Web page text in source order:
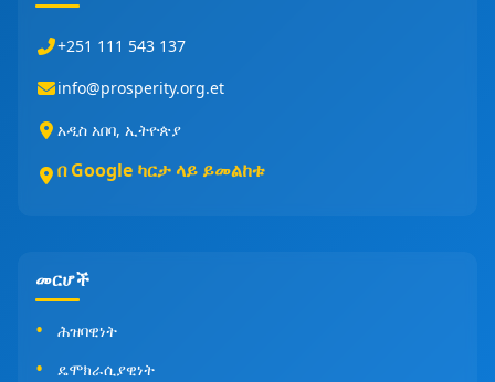
+251 111 543 137
info@prosperity.org.et
አዲስ አበባ, ኢትዮጵያ
በ Google ካርታ ላይ ይመልከቱ
መርሆች
ሕዝባዊነት
ዴሞክራሲያዊነት